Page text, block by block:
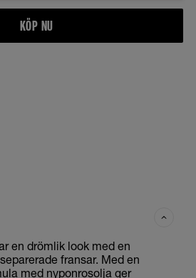
KÖP NU
en drömlik look med en
fransar. Med en
med nyponrosolja ger